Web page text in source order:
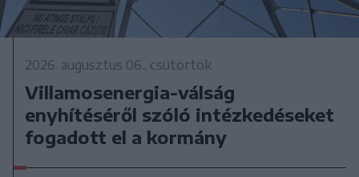
2026. augusztus 06., csütörtök
Villamosenergia-válság
enyhítéséről szóló intézkedéseket
fogadott el a kormány